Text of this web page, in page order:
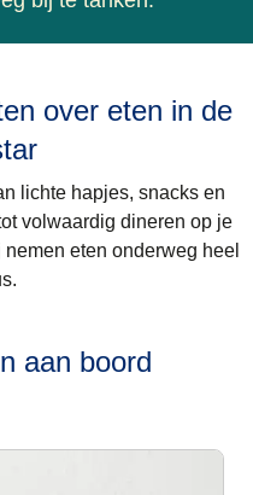
over eten in de
lichte hapjes, snacks en
volwaardig dineren op je
eten onderweg heel
aan boord